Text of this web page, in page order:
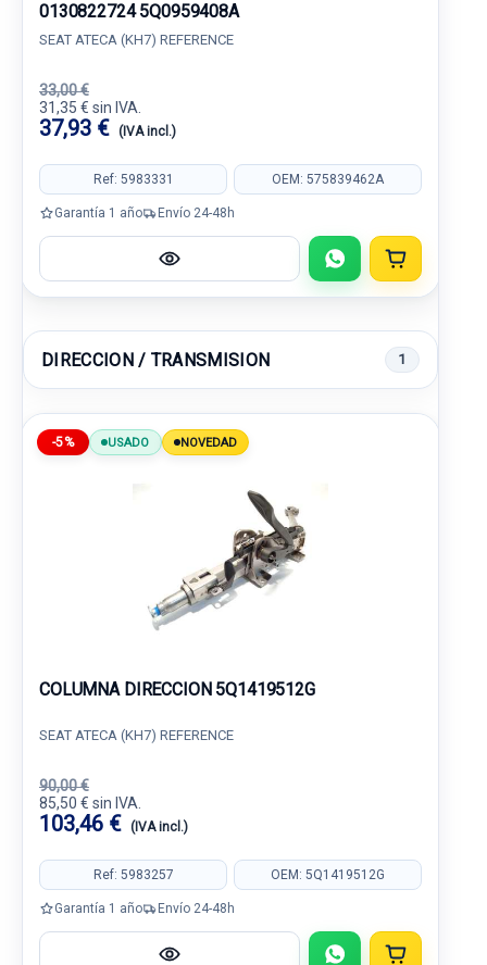
0130822724 5Q0959408A
SEAT ATECA (KH7) REFERENCE
33,00 €
31,35 € sin IVA.
37,93 € (IVA incl.)
Ref: 5983331 OEM: 575839462A
Garantía 1 año Envío 24-48h
DIRECCION / TRANSMISION 1
-5% USADO NOVEDAD
COLUMNA DIRECCION 5Q1419512G
SEAT ATECA (KH7) REFERENCE
90,00 €
85,50 € sin IVA.
103,46 € (IVA incl.)
Ref: 5983257 OEM: 5Q1419512G
Garantía 1 año Envío 24-48h